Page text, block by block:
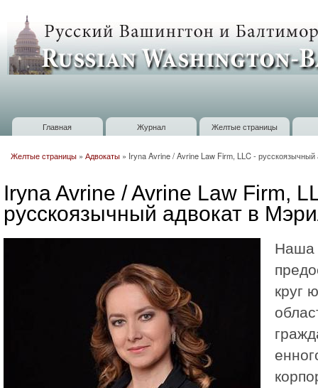
Russian
Washington
Baltimore
Главное меню
Главная Журнал Желтые страницы
Желтые страницы » Адвокаты » Iryna Avrine / Avrine Law Firm, LLC -
Iryna Avrine / Avrine Law Firm,
русскоязычный адвокат в
Наша
круг